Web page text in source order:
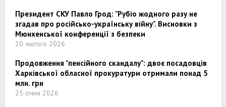
Президент СКУ Павло Грод: "Рубіо жодного разу не
згадав про російсько-українську війну". Висновки з
Мюнхенської конференції з безпеки
20 лютого 2026
Продовження "пенсійного скандалу": двоє посадовців
Харківської обласної прокуратури отримали понад 5
млн. грн
25 січня 2026